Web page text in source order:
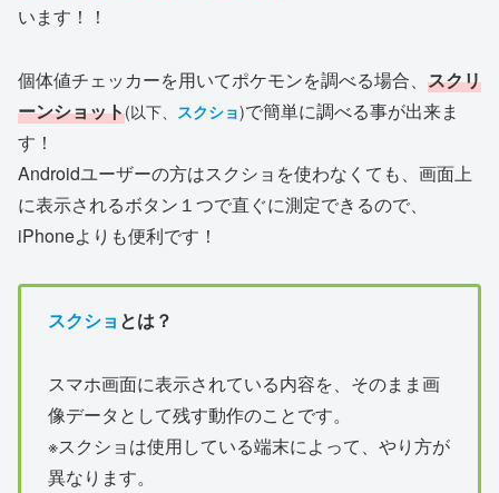
います！！
個体値チェッカーを用いてポケモンを調べる場合、 スクリ
ーンショット(以下、 スクショ)で簡単に調べる事が出来ま
す！
Androidユーザーの方はスクショを使わなくても、画面上
に表示されるボタン１つで直ぐに測定できるので、
iPhoneよりも便利です！
スクショ とは？
スマホ画面に表示されている内容を、そのまま画
像データとして残す動作のことです。
※スクショは使用している端末によって、やり方が
異なります。